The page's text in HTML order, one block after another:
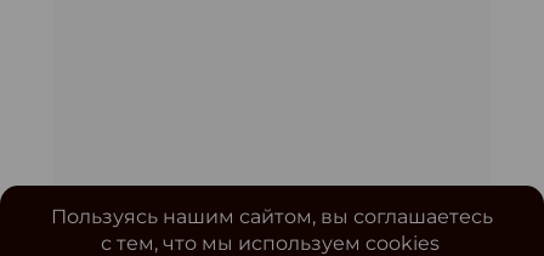
Пользуясь нашим сайтом, вы соглашаетесь
с тем, что мы используем cookies